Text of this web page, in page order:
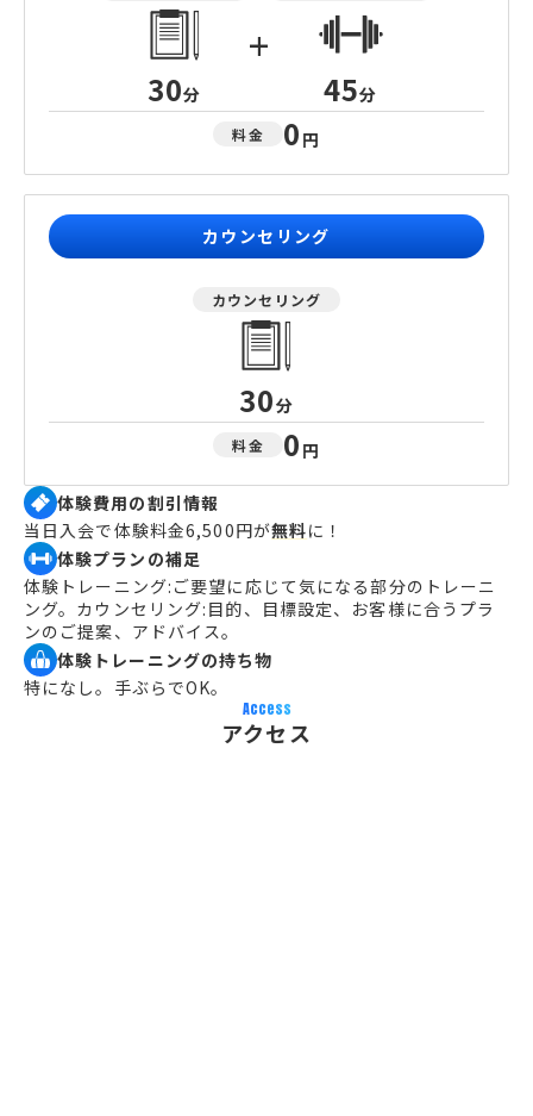
30分
+
45分
料金 0 円
カウンセリング
カウンセリング
30分
料金 0 円
体験費用の割引情報
当日入会で体験料金6,500円が無料に！
体験プランの補足
体験トレーニング:ご要望に応じて気になる部分のトレーニ
ング。カウンセリング:目的、目標設定、お客様に合うプラ
ンのご提案、アドバイス。
体験トレーニングの持ち物
特になし。手ぶらでOK。
Access
アクセス